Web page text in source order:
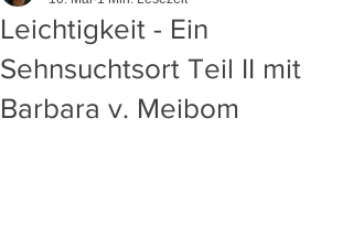
Leichtigkeit - Ein
Sehnsuchtsort Teil II mit
Barbara v. Meibom